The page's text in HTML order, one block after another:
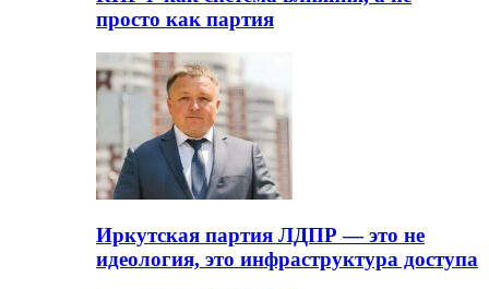
просто как партия
Иркутская партия ЛДПР — это не
идеология, это инфраструктура доступа